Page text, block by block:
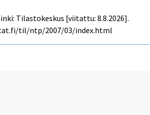
Tilastokeskus [viitattu: 8.8.2026].
til/ntp/2007/03/index.html